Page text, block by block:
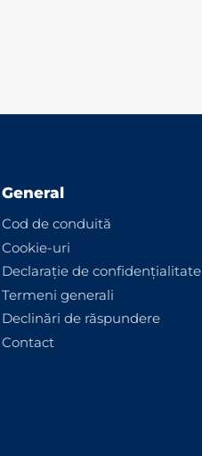
General
Cod de conduită
Cookie-uri
Declarație de confidențialitate
Termeni generali
Declinări de răspundere
Contact